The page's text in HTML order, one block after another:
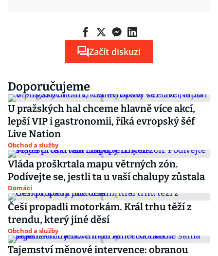
Začít diskuzi
Doporučujeme
U pražských hal chceme hlavně více akcí,
lepší VIP i gastronomii, říká evropský šéf
Live Nation
Obchod a služby
Vláda proškrtala mapu větrných zón.
Podívejte se, jestli ta u vaší chalupy zůstala
Domácí
Češi propadli motorkám. Král trhu těží z
trendu, který jiné děsí
Obchod a služby
Tajemství měnové intervence: obranou